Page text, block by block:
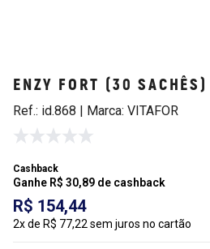
ENZY FORT (30
Ref.: id.868 | Marca: VITAFOR
Cashback
Ganhe R$ 30,89 de cashback
R$ 154,44
2x de R$ 77,22 sem juros no cartão